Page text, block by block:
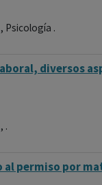
Psicología .
diversos
.
permiso por